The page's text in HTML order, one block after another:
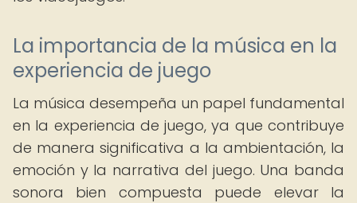
La importancia de la música en la
experiencia de juego
La música desempeña un papel fundamental
en la experiencia de juego, ya que contribuye
de manera significativa a la ambientación, la
emoción y la narrativa del juego. Una banda
sonora bien compuesta puede elevar la